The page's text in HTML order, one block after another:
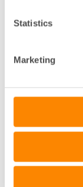
Statistics
Marketing